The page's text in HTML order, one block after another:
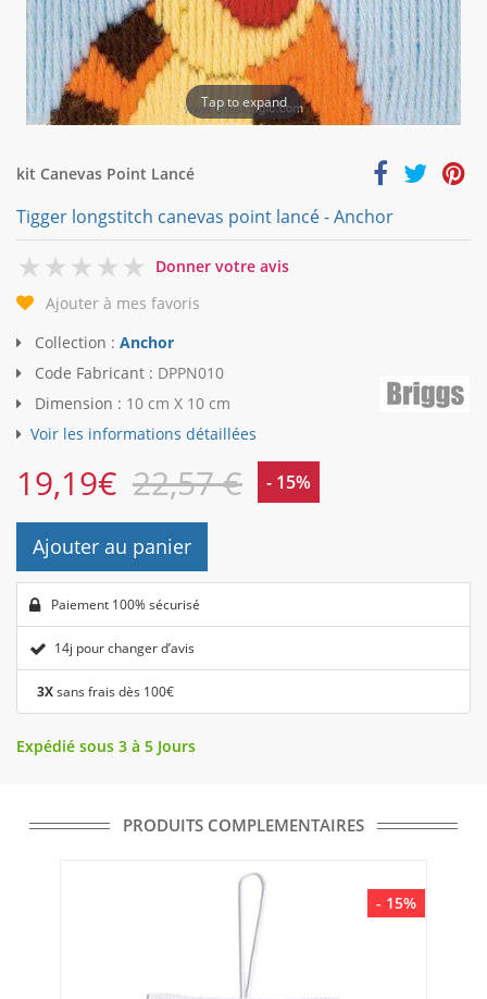
Tap to expand
kit Canevas Point Lancé
Tigger longstitch canevas point lancé - Anchor
0
Donner votre avis
Ajouter à mes favoris
Collection : Anchor
Code Fabricant : DPPN010
Dimension : 10 cm X 10 cm
Voir les informations détaillées
19,19€ 22,57 € - 15%
Ajouter au panier
Paiement 100% sécurisé
14j pour changer d’avis
3Xsans frais dès 100€
Expédié sous 3 à 5 Jours
PRODUITS COMPLEMENTAIRES
- 15%